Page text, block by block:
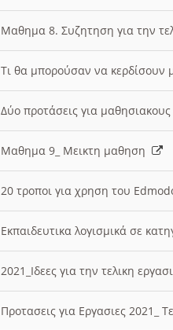
Μαθημα 8. Συζητηση για την
Τι θα μπορούσαν να
Δύο προτάσεις για
Μαθημα 9_ Μεικτη μαθηση
20 τροποι για χρηση του
Εκπαιδευτικα λογισμικά σε
2021_Ιδεες για την τελικη
Προτασεις για Εργασιες 2021_